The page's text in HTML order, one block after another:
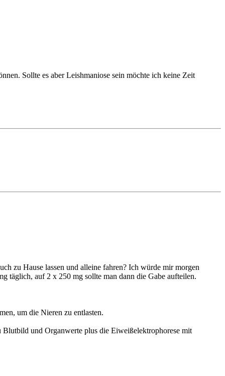
Sollte es aber Leishmaniose sein möchte ich keine Zeit
zu Hause lassen und alleine fahren? Ich würde mir morgen
täglich, auf 2 x 250 mg sollte man dann die Gabe aufteilen.
um die Nieren zu entlasten.
und Organwerte plus die Eiweißelektrophorese mit